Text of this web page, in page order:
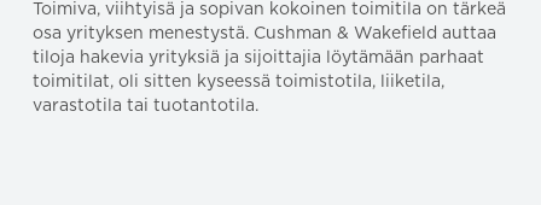
Toimiva, viihtyisä ja sopivan kokoinen toimitila on tärkeä
osa yrityksen menestystä. Cushman & Wakefield auttaa
tiloja hakevia yrityksiä ja sijoittajia löytämään parhaat
toimitilat, oli sitten kyseessä toimistotila, liiketila,
varastotila tai tuotantotila.